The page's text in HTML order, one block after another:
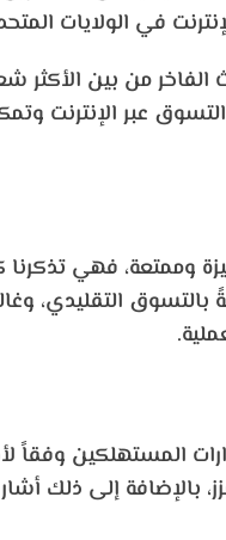
الفاخر من بين الأكثر
عبر الإنترنت
وممتعة، فهي تذكرنا
بالتسوق التقليدي،